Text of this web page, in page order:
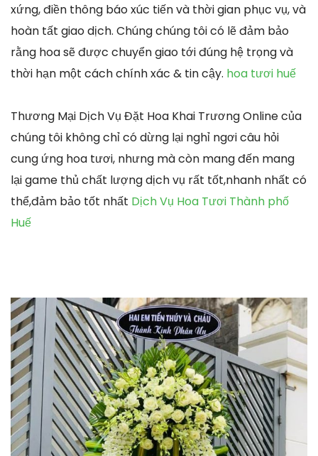
xứng, điền thông báo xúc tiến và thời gian phục vụ, và
hoàn tất giao dịch. Chúng chúng tôi có lẽ đảm bảo
rằng hoa sẽ được chuyển giao tới đúng hệ trọng và
thời hạn một cách chính xác & tin cậy. hoa tươi huế
Thương Mại Dịch Vụ Đặt Hoa Khai Trương Online của
chúng tôi không chỉ có dừng lại nghỉ ngơi câu hỏi
cung ứng hoa tươi, nhưng mà còn mang đến mang
lại game thủ chất lượng dịch vụ rất tốt,nhanh nhất có
thể,đảm bảo tốt nhất Dịch Vụ Hoa Tươi Thành phố
Huế